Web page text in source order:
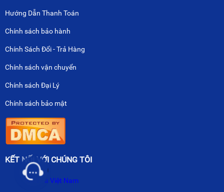
Hướng Dẫn Thanh Toán
Chính sách bảo hành
Chính Sách Đổi - Trả Hàng
Chính sách vận chuyển
Chính sách Đại Lý
Chính sách bảo mật
KẾT NỐI VỚI CHÚNG TÔI
Nikawa Việt Nam